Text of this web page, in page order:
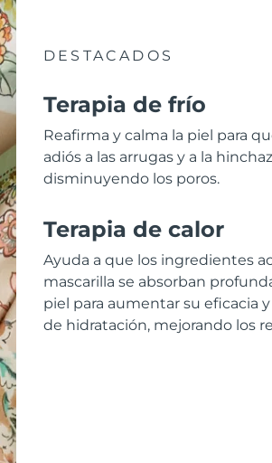
DESTACADOS
Terapia de frío
Reafirma y calma la piel para
adiós a las arrugas y a la
disminuyendo los poros.
Terapia de calor
Ayuda a que los ingredientes
mascarilla se absorban
piel para aumentar su eficacia
de hidratación, mejorando los